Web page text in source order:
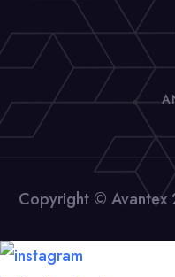
Copyright © Avantex